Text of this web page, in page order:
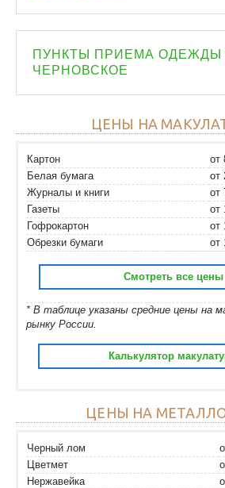
ПУНКТЫ ПРИЕМА ОДЕЖДЫ
ЧЕРНОВСКОЕ
ЦЕНЫ НА
Картон
от
Белая бумага
от
Журналы и книги
от
Газеты
от
Гофрокартон
от
Обрезки бумаги
от
Смотреть все цены
* В таблице указаны средние цены на
рынку России.
Калькулятор
ЦЕНЫ НА
Черный лом
Цветмет
Нержавейка